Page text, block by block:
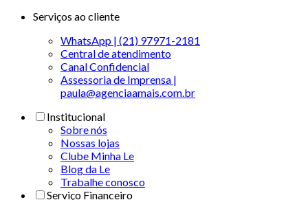
Serviços ao cliente
WhatsApp | (21) 97971-2181
Central de atendimento
Canal Confidencial
Assessoria de Imprensa |
paula@agenciaamais.com.br
Institucional
Sobre nós
Nossas lojas
Clube Minha Le
Blog da Le
Trabalhe conosco
Serviço Financeiro